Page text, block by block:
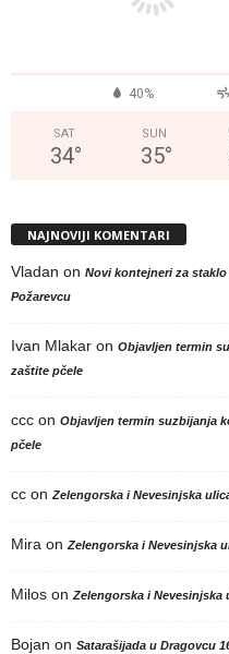
40%
SAT
34°
SUN
35°
NAJNOVIJI KOMENTARI
Vladan on Novi kontejneri za
Požarevcu
Ivan Mlakar on Objavljen termin
zaštite pčele
ccc on Objavljen termin suzbijanja
pčele
cc on Zelengorska i Nevesinjska
Mira on Zelengorska i Nevesinjska
Milos on Zelengorska i Nevesinjska
Bojan on Satarašijada u Dragovcu